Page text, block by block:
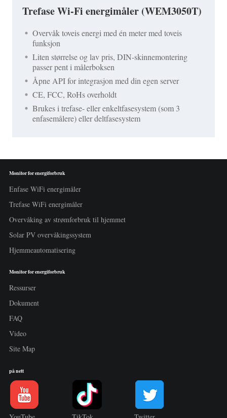
Trefase Wi-Fi energimåler (WEM3050T)
Overvåk toveis energi med én meter med toveis
funksjon
Liten størrelse og lav pris, DIN-skinnemontering
passer pent i målerboksen
Åpne API for integrasjon med din egen server
CE, FCC, RoHs overholdt
Brukes i trefase- eller enkeltfasesystem (som 3
enfasemålere) eller deltfasesystem
Monitor for energiforbruk
Enfase WiFi energimåler
Trefase WiFi energimåler
Overvåking av strømforbruk til hjemmet
Solar PV overvåkingssystem
Hjemmeautomatisering
Monitor for energiforbruk
Ressurser
Dokument
FAQ
Video
Site Map
på nett